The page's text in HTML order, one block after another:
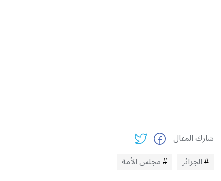
شارك المقال
الجزائر
مجلس الأمة